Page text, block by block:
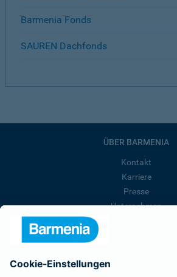
Barmenia Fonds
SAUREN Dachfonds
ÜBER BARMENIA
Kontakt
Karriere
Presse
Unternehmen
Affiliate-Partner werden